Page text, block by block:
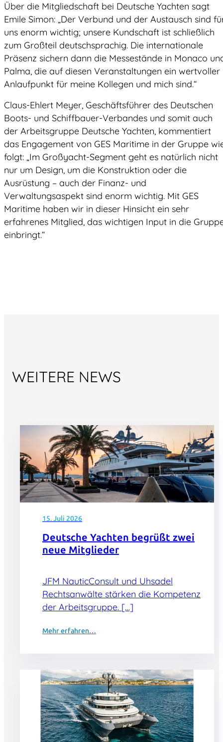
Über die Mitgliedschaft bei Deutsche Yachten sagt
Emile Simon: „Der Verbund und der Austausch sind
uns enorm wichtig; unsere Kundschaft ist schließlich
zum Großteil deutschsprachig. Die internationale
Präsenz sichern dann die Messestände in Monaco
Palma, die auf diesen Veranstaltungen ein wertvoller
Anlaufpunkt für meine Kollegen und mich sind.“
Claus-Ehlert Meyer, Geschäftsführer des Deutschen
Boots- und Schiffbauer-Verbandes und somit auch
der Arbeitsgruppe Deutsche Yachten, kommentiert
das Engagement von GES Maritime in der Gruppe
folgt: „Im Großyacht-Segment geht es natürlich nicht
nur um Design, um die Konstruktion oder die
Ausrüstung – auch der Finanz- und
Verwaltungsaspekt sind enorm wichtig. Mit GES
Maritime haben wir in dieser Hinsicht ein sehr
erfahrenes Mitglied, das wichtigen Input in die
einbringt.“
WEITERE NEWS
15. Juli 2026
Deutsche Yachten begrüßt zwei
neue Mitglieder
JFM NauticConsult und Uhsadel
Rechtsanwälte stärken die Kompetenz
der Arbeitsgruppe. […]
Mehr erfahren…